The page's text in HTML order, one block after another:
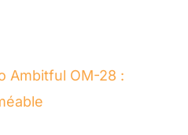
Ambitful OM-28 :